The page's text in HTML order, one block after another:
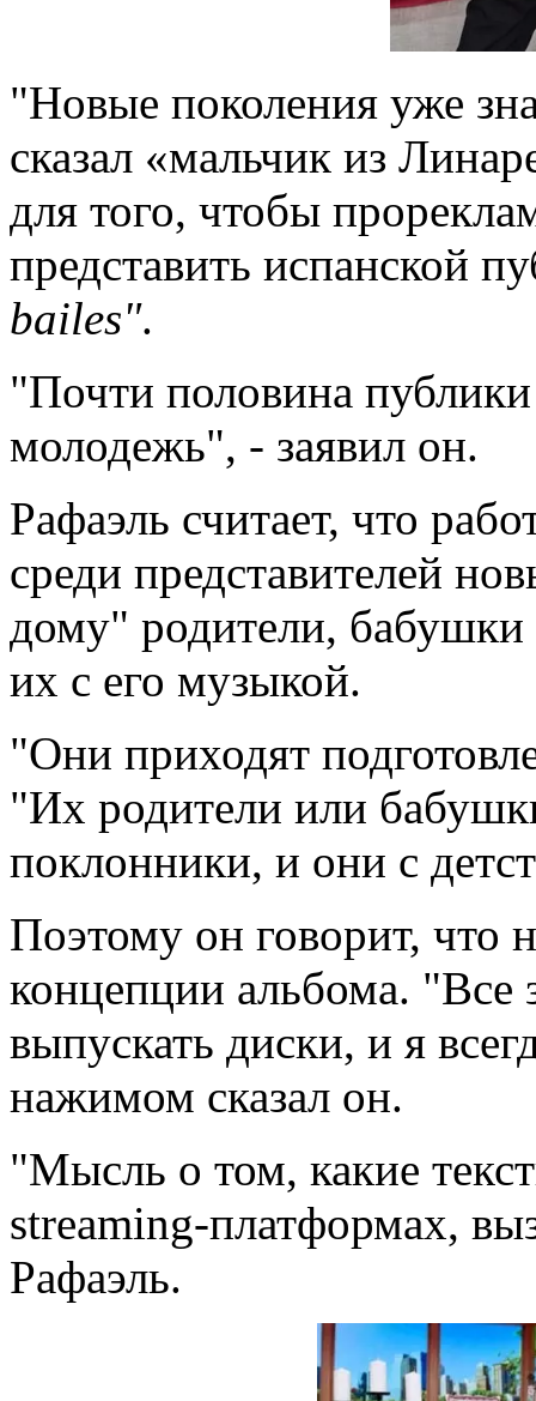
"Новые поколения уже
сказал «мальчик из
для того, чтобы
представить испанской
bailes".
"Почти половина
молодежь", - заявил он.
Рафаэль считает, что
среди представителей
дому" родители,
их с его музыкой.
"Они приходят
"Их родители или
поклонники, и они с
Поэтому он говорит, что
концепции альбома.
выпускать диски, и я
нажимом сказал он.
"Мысль о том, какие
streaming-платформах,
Рафаэль.